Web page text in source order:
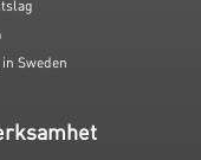
Sweden